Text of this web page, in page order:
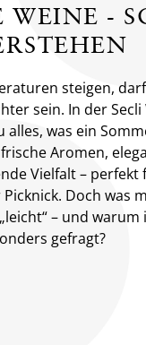
WEINE -
steigen,
sein. In der
alles, was ein
Aromen,
Vielfalt – perfekt
Doch was
– und warum
gefragt?